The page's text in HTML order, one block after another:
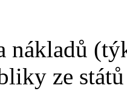
nákladů
ze